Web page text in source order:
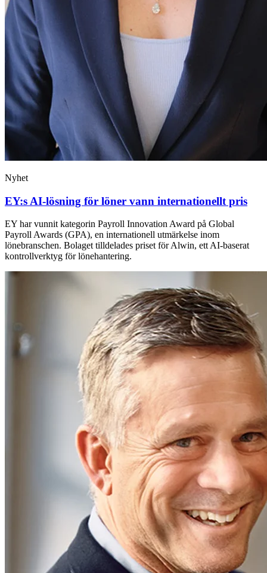
Nyhet
EY:s AI-lösning för löner vann internationellt pris
EY har vunnit kategorin Payroll Innovation Award på Global
Payroll Awards (GPA), en internationell utmärkelse inom
lönebranschen. Bolaget tilldelades priset för Alwin, ett AI-baserat
kontrollverktyg för lönehantering.